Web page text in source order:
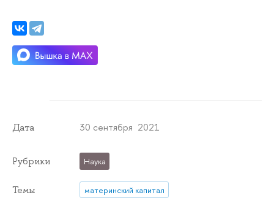
Дата 30 сентября 2021
Рубрики Наука
Темы материнский капитал